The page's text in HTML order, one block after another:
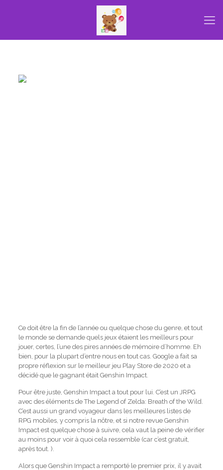
Ce doit être la fin de l’année ou quelque chose du genre, et tout
le monde se demande quels jeux étaient les meilleurs pour
jouer, certes, l’une des pires années de mémoire d’homme. Eh
bien, pour la plupart d’entre nous en tout cas. Google a fait sa
propre réflexion sur le meilleur jeu Play Store de 2020 et a
décidé que le gagnant était Genshin Impact.
Pour être juste, Genshin Impact a tout pour lui. C’est un JRPG
avec des éléments de The Legend of Zelda: Breath of the Wild.
C’est aussi un grand voyageur dans les meilleures listes de
RPG mobiles, y compris la nôtre, et si notre revue Genshin
Impact est quelque chose à suivre, cela vaut la peine de vérifier
au moins pour voir à quoi cela ressemble (car c’est gratuit,
après tout. ).
Alors que Genshin Impact a remporté le premier prix, il y avait